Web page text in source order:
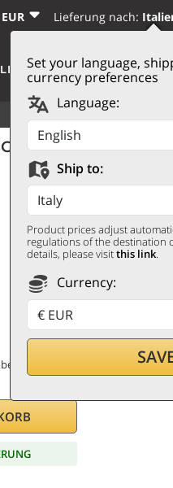
Lieferung nach:
Set your language,
currency preferences
Language:
Ship to:
Product prices adjust
regulations of the destination
details, please visitthis link.
Currency:
| REGISTRIEREN
WEITERES
2020 Pian del Prete